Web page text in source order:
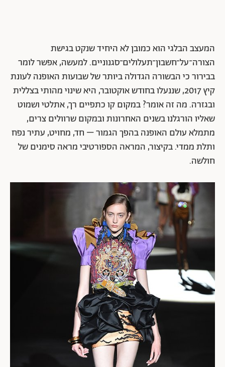
המעצב הבלגי הוא כמובן לא היחיד שנקט בגישת
הצורה־על־חשבון־תעלולים־סגנוניים. למעשה, אפשר לומר
בבירור כי הבשורה הגדולה ביותר של שבועות האופנה לעונת
קיץ 2017, שננעלו בחודש אוקטובר, היא שינוי מהותי בצללית
ובגזרה. מה זה אומר? במקום קו כתפיים רך, אתלטי ושמוט
שאליו הורגלנו בשנים האחרונות ובמקום שרוולים צרים,
מתמלא עולם האופנה בהפך הגמור – חד, מחויט, עתיר נפח
ותלת ממדי. בקיצור, המראה הספורטיבי מראה סימנים של
חולשה.